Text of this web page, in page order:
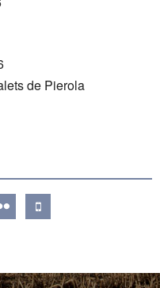
de Pierola
mobile